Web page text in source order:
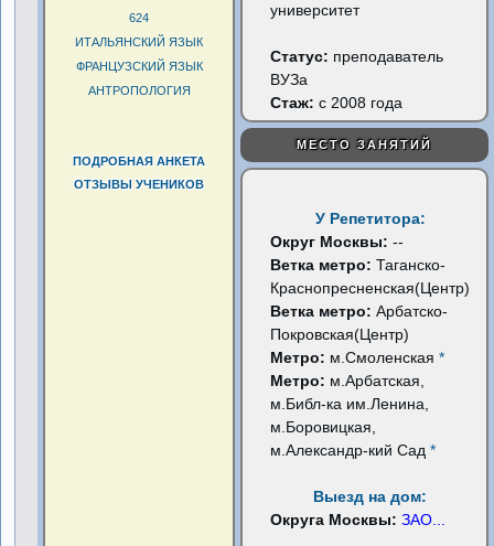
624
ИТАЛЬЯНСКИЙ ЯЗЫК
ФРАНЦУЗСКИЙ ЯЗЫК
АНТРОПОЛОГИЯ
ПОДРОБНАЯ АНКЕТА
ОТЗЫВЫ УЧЕНИКОВ
университет
Статус: преподаватель
ВУЗа
Стаж: с 2008 года
МЕСТО ЗАНЯТИЙ
У Репетитора:
Округ Москвы:--
Ветка метро:Таганско-
Краснопресненская(Центр)
Ветка метро:Арбатско-
Покровская(Центр)
Метро: м.Смоленская*
Метро: м.Арбатская,
м.Библ-ка им.Ленина,
м.Боровицкая,
м.Александр-кий Сад*
Выезд на дом:
Округа Москвы:ЗАО